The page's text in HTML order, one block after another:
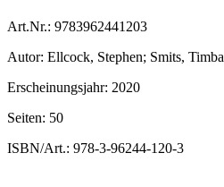
Art.Nr.: 9783962441203
Autor: Ellcock, Stephen; Smits, Timba
Erscheinungsjahr: 2020
Seiten: 50
ISBN/Art.: 978-3-96244-120-3